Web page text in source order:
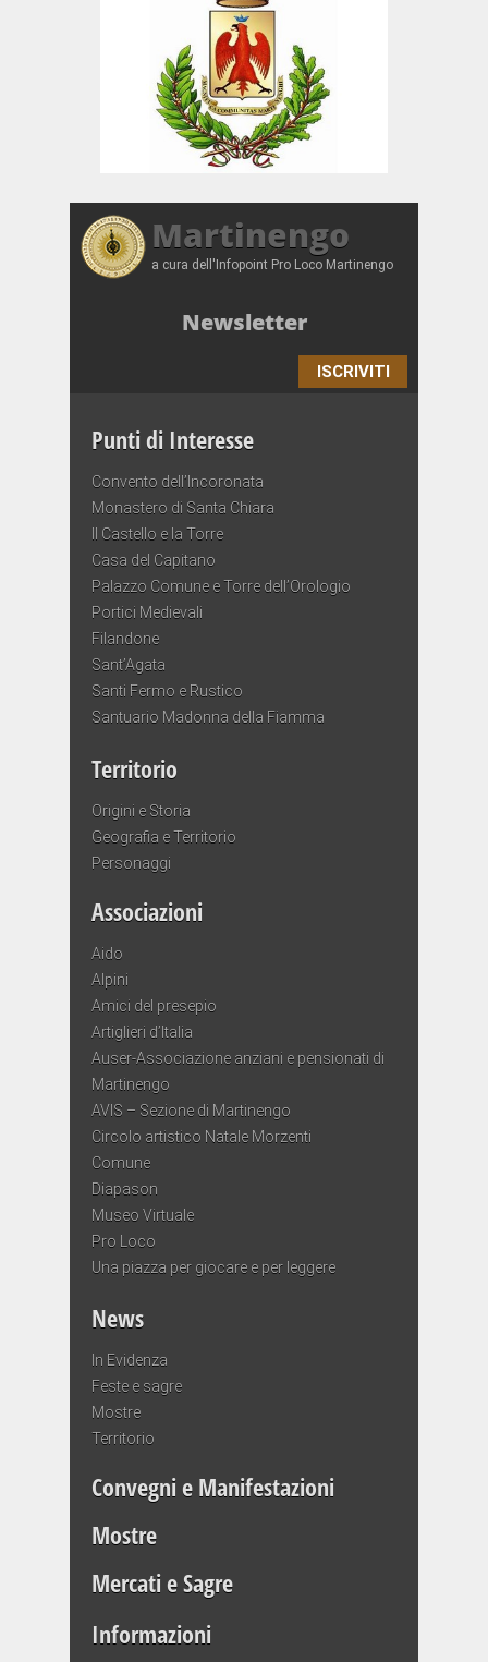
Martinengo
a cura dell'Infopoint Pro Loco Martinengo
Newsletter
ISCRIVITI
Punti di Interesse
Convento dell’Incoronata
Monastero di Santa Chiara
Il Castello e la Torre
Casa del Capitano
Palazzo Comune e Torre dell’Orologio
Portici Medievali
Filandone
Sant’Agata
Santi Fermo e Rustico
Santuario Madonna della Fiamma
Territorio
Origini e Storia
Geografia e Territorio
Personaggi
Associazioni
Aido
Alpini
Amici del presepio
Artiglieri d’Italia
Auser-Associazione anziani e pensionati di
Martinengo
AVIS – Sezione di Martinengo
Circolo artistico Natale Morzenti
Comune
Diapason
Museo Virtuale
Pro Loco
Una piazza per giocare e per leggere
News
In Evidenza
Feste e sagre
Mostre
Territorio
Convegni e Manifestazioni
Mostre
Mercati e Sagre
Informazioni